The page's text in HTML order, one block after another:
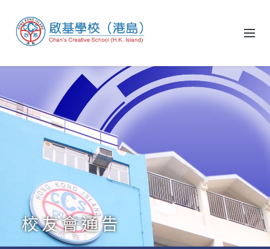
校友會通告